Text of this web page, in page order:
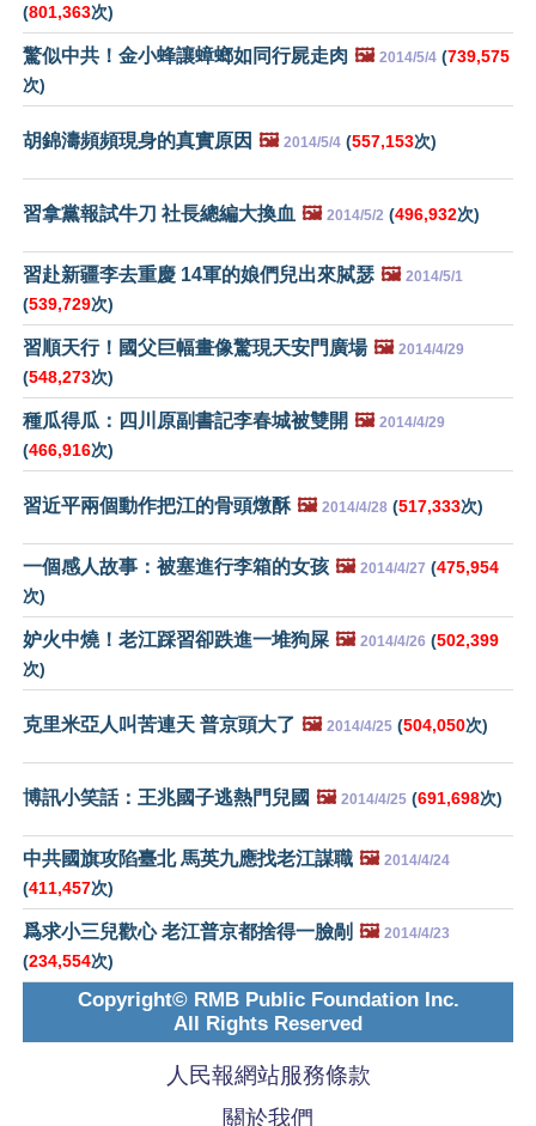
(801,363次)
驚似中共！金小蜂讓蟑螂如同行屍走肉 🖼️ 2014/5/4 (739,575
次)
胡錦濤頻頻現身的真實原因 🖼️ 2014/5/4 (557,153次)
習拿黨報試牛刀 社長總編大換血 🖼️ 2014/5/2 (496,932次)
習赴新疆李去重慶 14軍的娘們兒出來脦瑟 🖼️ 2014/5/1
(539,729次)
習順天行！國父巨幅畫像驚現天安門廣場 🖼️ 2014/4/29
(548,273次)
種瓜得瓜：四川原副書記李春城被雙開 🖼️ 2014/4/29
(466,916次)
習近平兩個動作把江的骨頭燉酥 🖼️ 2014/4/28 (517,333次)
一個感人故事：被塞進行李箱的女孩 🖼️ 2014/4/27 (475,954
次)
妒火中燒！老江踩習卻跌進一堆狗屎 🖼️ 2014/4/26 (502,399
次)
克里米亞人叫苦連天 普京頭大了 🖼️ 2014/4/25 (504,050次)
博訊小笑話：王兆國子逃熱門兒國 🖼️ 2014/4/25 (691,698次)
中共國旗攻陷臺北 馬英九應找老江謀職 🖼️ 2014/4/24
(411,457次)
爲求小三兒歡心 老江普京都捨得一臉剮 🖼️ 2014/4/23
(234,554次)
Copyright© RMB Public Foundation Inc.
All Rights Reserved
人民報網站服務條款
關於我們